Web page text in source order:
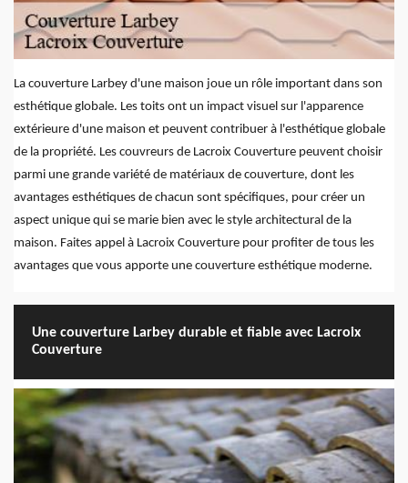
La couverture Larbey d'une maison joue un rôle important dans son
esthétique globale. Les toits ont un impact visuel sur l'apparence
extérieure d'une maison et peuvent contribuer à l'esthétique globale
de la propriété. Les couvreurs de Lacroix Couverture peuvent choisir
parmi une grande variété de matériaux de couverture, dont les
avantages esthétiques de chacun sont spécifiques, pour créer un
aspect unique qui se marie bien avec le style architectural de la
maison. Faites appel à Lacroix Couverture pour profiter de tous les
avantages que vous apporte une couverture esthétique moderne.
Une couverture Larbey durable et fiable avec Lacroix
Couverture